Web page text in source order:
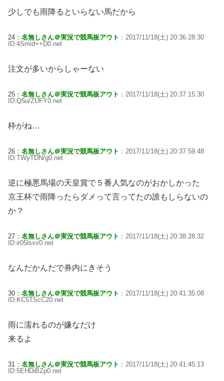
少しでも雨降るといらない馬だから
24： 名無しさん＠実況で競馬板アウト ：2017/11/18(土) 20:36:28.30
ID:4Smid++D0.net
注文が多いからしゃーない
25： 名無しさん＠実況で競馬板アウト ：2017/11/18(土) 20:37:15.30
ID:Q5u/ZUFY0.net
枠がね…
26： 名無しさん＠実況で競馬板アウト ：2017/11/18(土) 20:37:59.48
ID:TWyTDN/g0.net
逆に極悪馬場の天皇賞で５番人気なのがおかしかった
京王杯で雨降ったらダメって言ってたの誰もしらないの
か？
27： 名無しさん＠実況で競馬板アウト ：2017/11/18(土) 20:38:28.32
ID:ir05lsxv0.net
なんだかんだで券内にきそう
30： 名無しさん＠実況で競馬板アウト ：2017/11/18(土) 20:41:35.08
ID:KC5TScC20.net
雨に濡れるのが嫌なだけ
来るよ
31： 名無しさん＠実況で競馬板アウト ：2017/11/18(土) 20:41:45.13
ID:5EHDiBZp0.net